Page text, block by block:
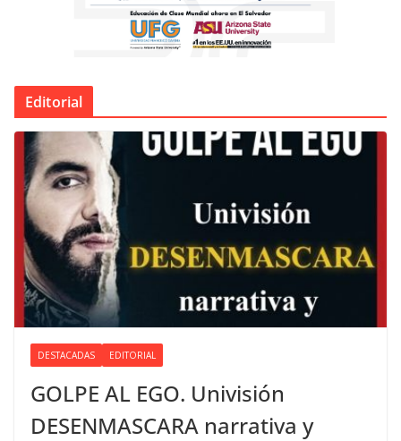
Editorial
DESTACADAS EDITORIAL
GOLPE AL EGO. Univisión
DESENMASCARA narrativa y